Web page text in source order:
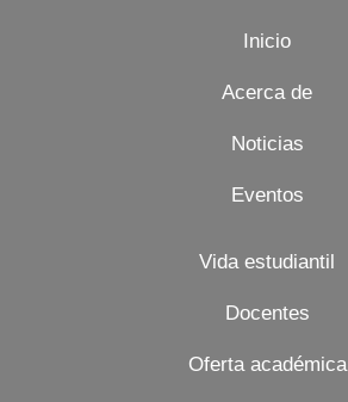
Inicio
Acerca de
Noticias
Eventos
Vida estudiantil
Docentes
Oferta académica